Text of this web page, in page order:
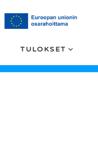
TULOKSET